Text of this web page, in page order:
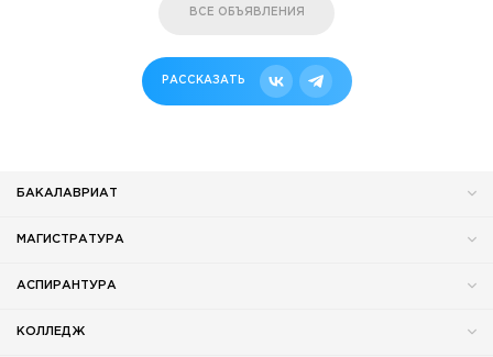
ВСЕ ОБЪЯВЛЕНИЯ
РАССКАЗАТЬ
БАКАЛАВРИАТ
МАГИСТРАТУРА
АСПИРАНТУРА
КОЛЛЕДЖ